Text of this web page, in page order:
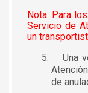
Nota: Para
Servicio de
un
Una
de